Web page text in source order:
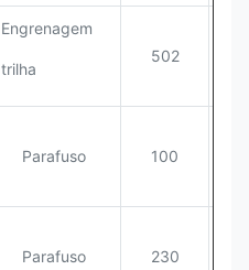
Engrenagem
trilha
502
Parafuso 100
Parafuso 230